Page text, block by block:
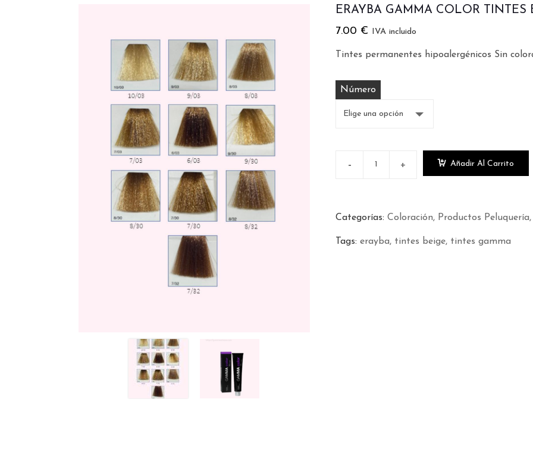
ERAYBA GAMMA COLOR TINTES
7.00 € IVA incluido
Tintes permanentes hipoalergénicos Sin
Número
Añadir Al Carrito
Categorías: Coloración Productos Peluquería
Tags: erayba tintes beige tintes gamma